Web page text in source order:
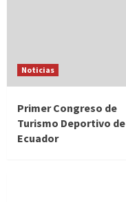
Noticias
Primer Congreso de
Turismo Deportivo de
Ecuador